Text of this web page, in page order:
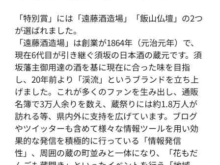
「特別賞」には「遠藤酒造場」「飯山仏壇」の2つ
が選ばれました。
「遠藤酒造場」は創業が1864年（元治元年）で、
現在6代目が引き継ぐ須坂の日本酒の蔵元です。須
坂藩主御用達の酒を基に現在に合った味を目指
し、20年前より「渓流」というブランドを立ち上
げました。これが多くのファンを生み出し、通販
名簿で3万人余りを数え、蔵祭りには約1.8万人が
訪れる等、県内外に支持を広げています。ブログ
やツイッターも含めて様々な情報ツールを用い効
果的な発信を積極的に行っている「情報発信
性」、周囲の蔵の町並みと一体になり、「花もだ